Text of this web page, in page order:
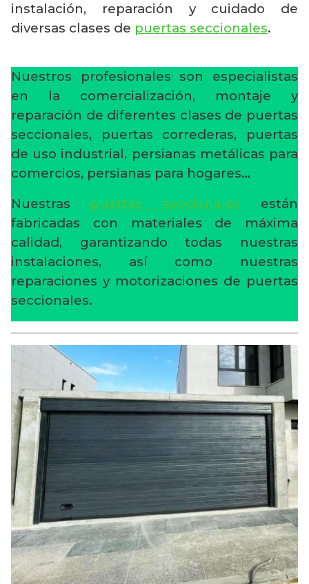
instalación, reparación y cuidado de
diversas clases de puertas seccionales.
Nuestros profesionales son especialistas
en la comercialización, montaje y
reparación de diferentes clases de puertas
seccionales, puertas correderas, puertas
de uso industrial, persianas metálicas para
comercios, persianas para hogares…
Nuestras puertas seccionales están
fabricadas con materiales de máxima
calidad, garantizando todas nuestras
instalaciones, así como nuestras
reparaciones y motorizaciones de puertas
seccionales.